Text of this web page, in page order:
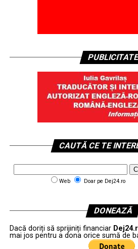
CAUTĂ CE TE
Web Doar pe Dej24.ro
DONEAZĂ
Dacă doriți să sprijiniți financiar
mai jos pentru a dona orice sumă de